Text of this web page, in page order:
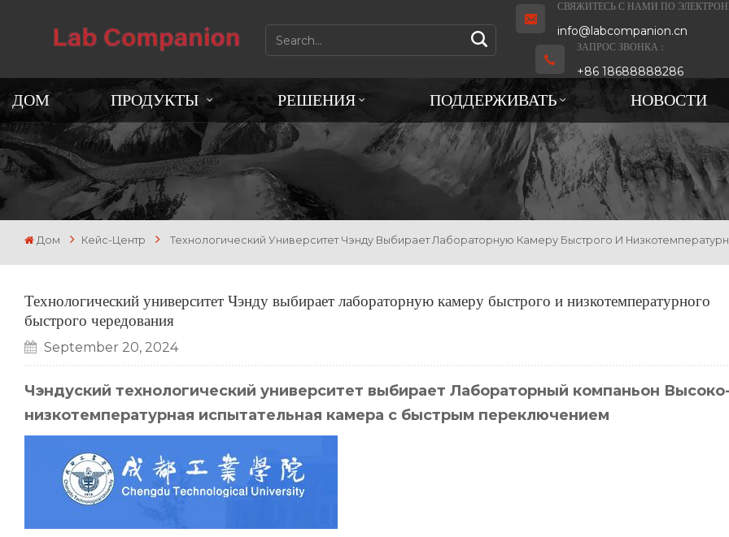
СВЯЖИТЕСЬ С НАМИ ПО
info@labcompanion.cn
ЗАПРОС ЗВОНКА :
+86 18688888286
ДОМ ПРОДУКТЫ РЕШЕНИЯ ПОДДЕРЖИВАТЬ НОВОСТИ
Дом Кейс-Центр Технологический Университет Чэнду Выбирает Лабораторную Камеру Быстрого И
Технологический университет Чэнду выбирает лабораторную камеру быстрого и низкотемпературного
быстрого чередования
September 20, 2024
Чэндуский технологический университет выбирает Лабораторный компаньон
низкотемпературная испытательная камера с быстрым переключением